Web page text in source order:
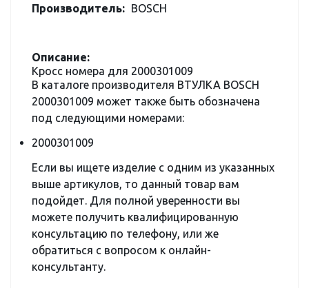
Производитель: BOSCH
Описание:
Кросс номера для 2000301009
В каталоге производителя ВТУЛКА BOSCH
2000301009 может также быть обозначена
под следующими номерами:
2000301009
Если вы ищете изделие с одним из указанных
выше артикулов, то данный товар вам
подойдет. Для полной уверенности вы
можете получить квалифицированную
консультацию по телефону, или же
обратиться с вопросом к онлайн-
консультанту.